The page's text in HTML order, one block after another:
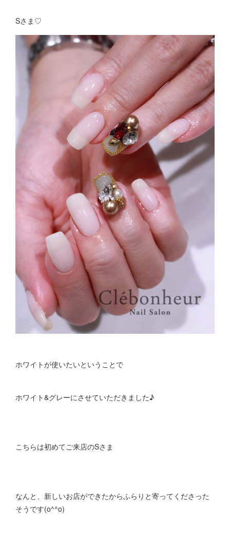
Sさま♡
ホワイトが使いたいということで
ホワイト&グレーにさせていただきました♪
こちらは初めてご来店のSさま
なんと、新しいお店ができたからふらりと寄ってくださった
そうです(o^^o)